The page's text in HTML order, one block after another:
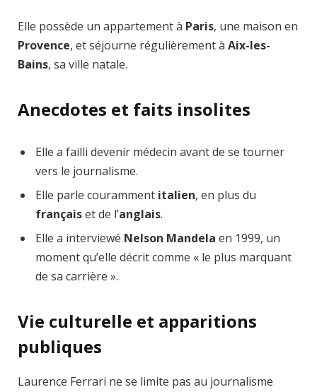
Elle possède un appartement à Paris, une maison en
Provence, et séjourne régulièrement à Aix-les-
Bains, sa ville natale.
Anecdotes et faits insolites
Elle a failli devenir médecin avant de se tourner
vers le journalisme.
Elle parle couramment italien, en plus du
françaiset de l’anglais.
Elle a interviewé Nelson Mandela en 1999, un
moment qu’elle décrit comme « le plus marquant
de sa carrière ».
Vie culturelle et apparitions
publiques
Laurence Ferrari ne se limite pas au journalisme